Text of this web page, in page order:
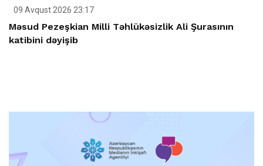
09 Avqust 2026 23:17
Məsud Pezeşkian Milli Təhlükəsizlik Ali Şurasının
katibini dəyişib